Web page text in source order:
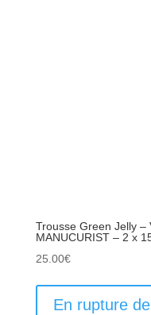
Trousse Green Jelly –
MANUCURIST – 2 x
25.00€
En rupture